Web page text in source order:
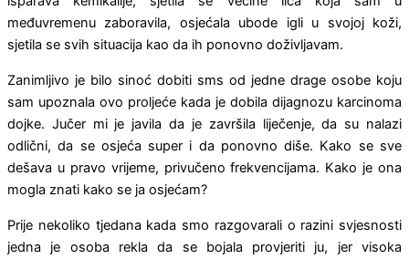
međuvremenu zaboravila, osjećala ubode igli u svojoj koži,
sjetila se svih situacija kao da ih ponovno doživljavam.
Zanimljivo je bilo sinoć dobiti sms od jedne drage osobe koju
sam upoznala ovo proljeće kada je dobila dijagnozu karcinoma
dojke. Jučer mi je javila da je završila liječenje, da su nalazi
odlični, da se osjeća super i da ponovno diše. Kako se sve
dešava u pravo vrijeme, privučeno frekvencijama. Kako je ona
mogla znati kako se ja osjećam?
Prije nekoliko tjedana kada smo razgovarali o razini svjesnosti
jedna je osoba rekla da se bojala provjeriti ju, jer visoka